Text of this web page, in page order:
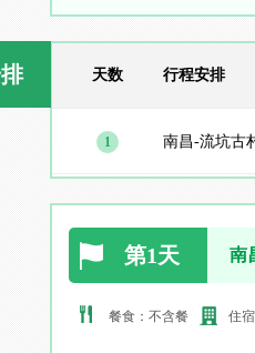
天数 行程安排
1 南昌-流坑古
第1天 南
餐食：不含餐 住